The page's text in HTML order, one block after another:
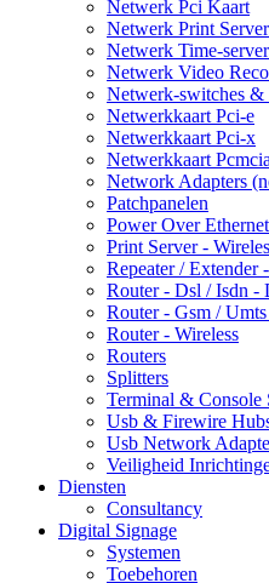
Netwerk Pci Kaart
Netwerk Print
Netwerk Time-
Netwerk Video
Netwerk-switches &
Netwerkkaart Pci-e
Netwerkkaart Pci-x
Netwerkkaart
Network Adapters
Patchpanelen
Power Over
Print Server -
Repeater / Extender
Router - Dsl / Isdn -
Router - Gsm /
Router - Wireless
Routers
Splitters
Terminal & Console
Usb & Firewire
Usb Network
Veiligheid
Diensten
Consultancy
Digital Signage
Systemen
Toebehoren